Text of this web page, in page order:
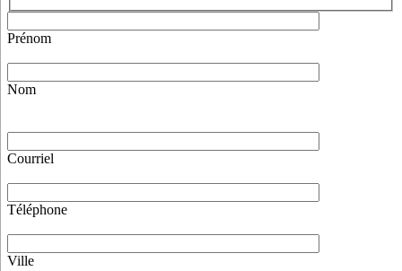
Prénom
Nom
ce
vide.
Courriel
Téléphone
Ville